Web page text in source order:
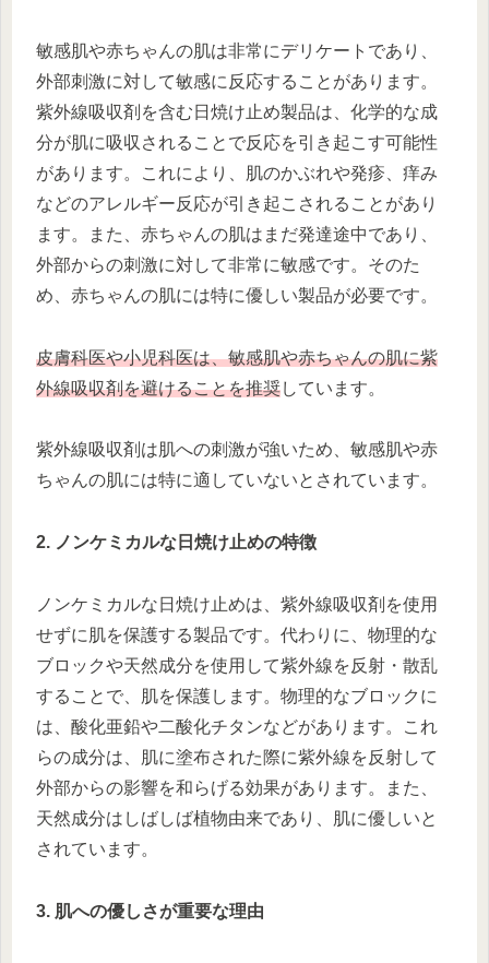
敏感肌や赤ちゃんの肌は非常にデリケートであり、
外部刺激に対して敏感に反応することがあります。
紫外線吸収剤を含む日焼け止め製品は、化学的な成
分が肌に吸収されることで反応を引き起こす可能性
があります。これにより、肌のかぶれや発疹、痒み
などのアレルギー反応が引き起こされることがあり
ます。また、赤ちゃんの肌はまだ発達途中であり、
外部からの刺激に対して非常に敏感です。そのた
め、赤ちゃんの肌には特に優しい製品が必要です。
皮膚科医や小児科医は、敏感肌や赤ちゃんの肌に紫
外線吸収剤を避けることを推奨しています。
紫外線吸収剤は肌への刺激が強いため、敏感肌や赤
ちゃんの肌には特に適していないとされています。
2. ノンケミカルな日焼け止めの特徴
ノンケミカルな日焼け止めは、紫外線吸収剤を使用
せずに肌を保護する製品です。代わりに、物理的な
ブロックや天然成分を使用して紫外線を反射・散乱
することで、肌を保護します。物理的なブロックに
は、酸化亜鉛や二酸化チタンなどがあります。これ
らの成分は、肌に塗布された際に紫外線を反射して
外部からの影響を和らげる効果があります。また、
天然成分はしばしば植物由来であり、肌に優しいと
されています。
3. 肌への優しさが重要な理由